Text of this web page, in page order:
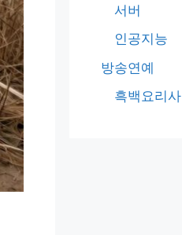
서버
인공지능
방송연예
흑백요리사